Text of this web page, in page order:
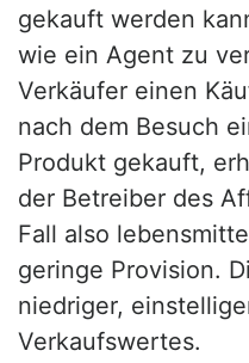
gekauft werden
wie ein Agent zu
Verkäufer einen
nach dem Besuch
Produkt gekauft,
der Betreiber des
Fall also
geringe Provision.
niedriger,
Verkaufswertes.